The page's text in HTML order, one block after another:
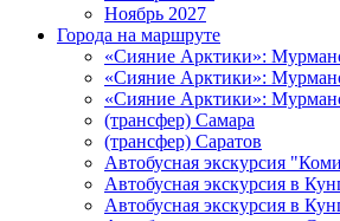
Ноябрь 2027
Города на маршруте
«Сияние Арктики»:
«Сияние Арктики»:
«Сияние Арктики»:
(трансфер) Самара
(трансфер) Саратов
Автобусная экскурсия
Автобусная экскурсия в
Автобусная экскурсия в